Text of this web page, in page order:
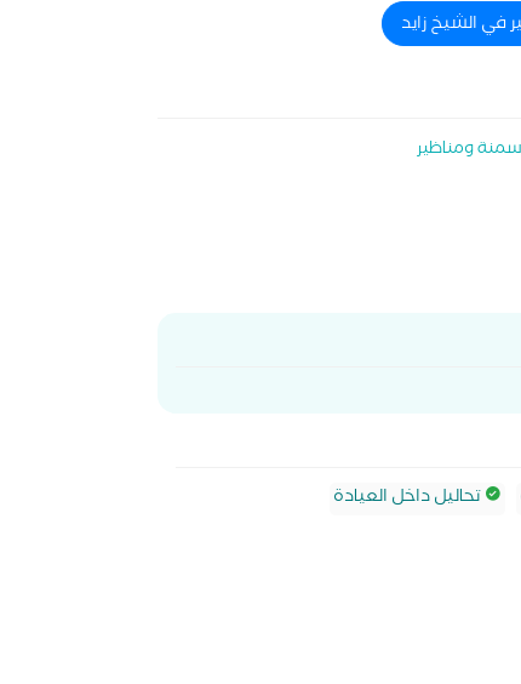
في الشيخ زايد
ومناظير
تحاليل داخل العيادة